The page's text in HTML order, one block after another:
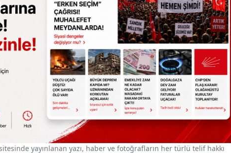
yayınlanan yazı, haber ve fotoğrafların her türlü telif hakkı